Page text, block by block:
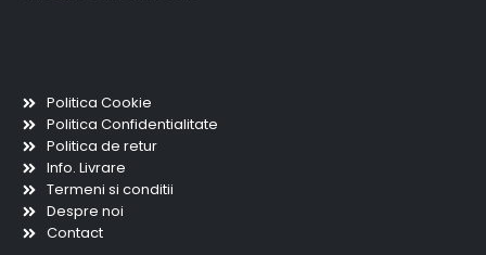
Politica Cookie
Politica Confidentialitate
Politica de retur
Info. Livrare
Termeni si conditii
Despre noi
Contact